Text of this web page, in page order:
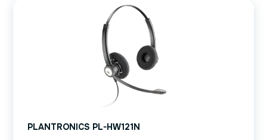
PLANTRONICS PL-HW121N